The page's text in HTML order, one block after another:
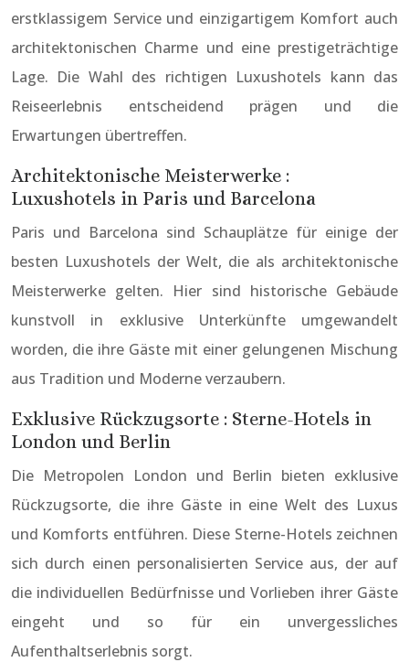
erstklassigem Service und einzigartigem Komfort auch
architektonischen Charme und eine prestigeträchtige
Lage. Die Wahl des richtigen Luxushotels kann das
Reiseerlebnis entscheidend prägen und die
Erwartungen übertreffen.
Architektonische Meisterwerke :
Luxushotels in Paris und Barcelona
Paris und Barcelona sind Schauplätze für einige der
besten Luxushotels der Welt, die als architektonische
Meisterwerke gelten. Hier sind historische Gebäude
kunstvoll in exklusive Unterkünfte umgewandelt
worden, die ihre Gäste mit einer gelungenen Mischung
aus Tradition und Moderne verzaubern.
Exklusive Rückzugsorte : Sterne-Hotels in
London und Berlin
Die Metropolen London und Berlin bieten exklusive
Rückzugsorte, die ihre Gäste in eine Welt des Luxus
und Komforts entführen. Diese Sterne-Hotels zeichnen
sich durch einen personalisierten Service aus, der auf
die individuellen Bedürfnisse und Vorlieben ihrer Gäste
eingeht und so für ein unvergessliches
Aufenthaltserlebnis sorgt.